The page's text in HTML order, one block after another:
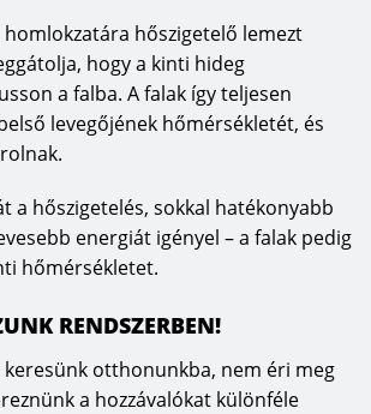
homlokzatára hőszigetelő lemezt
hogy a kinti hideg
a falba. A falak így teljesen
levegőjének hőmérsékletét, és
a hőszigetelés, sokkal hatékonyabb
energiát igényel – a falak pedig
hőmérsékletet.
RENDSZERBEN!
keresünk otthonunkba, nem éri meg
a hozzávalókat különféle